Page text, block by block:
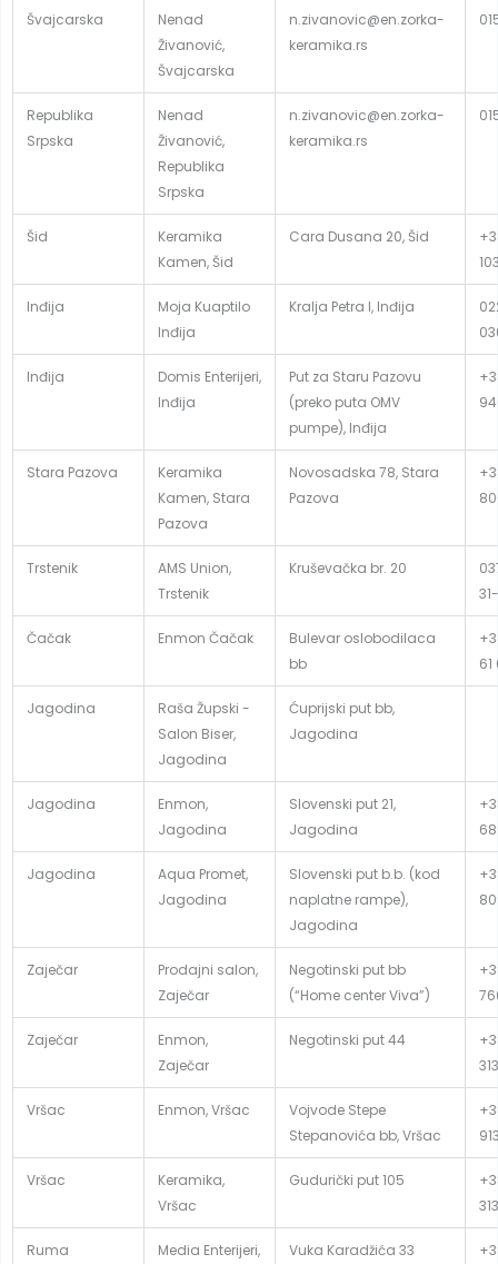
Švajcarska
Nenad
Živanović,
Švajcarska
n.zivanovic@en.zorka-
keramika.rs
Republika
Srpska
Nenad
Živanović,
Republika
Srpska
n.zivanovic@en.zorka-
keramika.rs
Šid
Keramika
Kamen, Šid
Cara Dusana 20, Šid
Inđija
Moja Kuaptilo
Inđija
Kralja Petra I, Inđija
Inđija
Domis Enterijeri,
Inđija
Put za Staru Pazovu
(preko puta OMV
pumpe), Inđija
Stara Pazova
Keramika
Kamen, Stara
Pazova
Novosadska 78, Stara
Pazova
Trstenik
AMS Union,
Trstenik
Kruševačka br. 20
Čačak Enmon Čačak
Bulevar oslobodilaca
bb
Jagodina
Raša Župski -
Salon Biser,
Jagodina
Ćuprijski put bb,
Jagodina
Jagodina
Enmon,
Jagodina
Slovenski put 21,
Jagodina
Jagodina
Aqua Promet,
Jagodina
Slovenski put b.b. (kod
naplatne rampe),
Jagodina
Zaječar
Prodajni salon,
Zaječar
Negotinski put bb
(“Home center Viva”)
Zaječar
Enmon,
Zaječar
Negotinski put 44
313
Vršac Enmon, Vršac
Vojvode Stepe
Stepanovića bb, Vršac
Vršac
Keramika,
Vršac
Gudurički put 105
313
Ruma
Media Enterijeri,
Vuka Karadžića 33